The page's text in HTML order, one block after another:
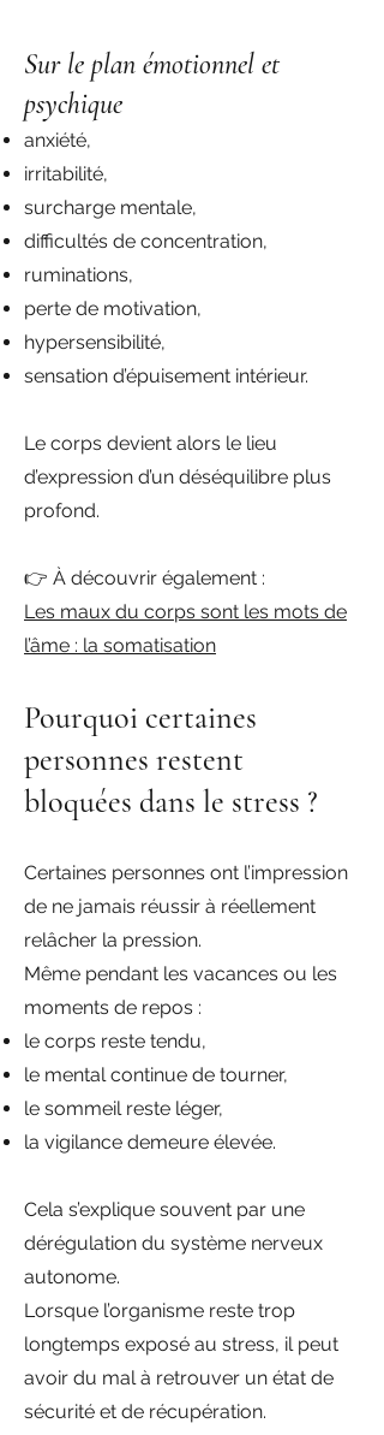
Sur le plan émotionnel et
psychique
anxiété,
irritabilité,
surcharge mentale,
difficultés de concentration,
ruminations,
perte de motivation,
hypersensibilité,
sensation d’épuisement intérieur.
Le corps devient alors le lieu
d’expression d’un déséquilibre plus
profond.
👉 À découvrir également :
Les maux du corps sont les mots de
l’âme : la somatisation
Pourquoi certaines
personnes restent
bloquées dans le stress ?
Certaines personnes ont l’impression
de ne jamais réussir à réellement
relâcher la pression.
Même pendant les vacances ou les
moments de repos :
le corps reste tendu,
le mental continue de tourner,
le sommeil reste léger,
la vigilance demeure élevée.
Cela s’explique souvent par une
dérégulation du système nerveux
autonome.
Lorsque l’organisme reste trop
longtemps exposé au stress, il peut
avoir du mal à retrouver un état de
sécurité et de récupération.